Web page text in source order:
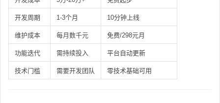
开发周期 1-3个月 10分钟上线
维护成本 每月数千元 免费/298元月
功能迭代 需持续投入 平台自动更新
技术门槛 需要开发团队 零技术基础可用